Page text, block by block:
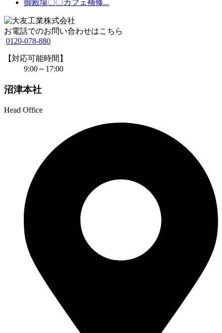
御殿場〇〇カフェ補修...
お電話でのお問い合わせはこちら
0120-078-880
【対応可能時間】
9:00～17:00
沼津本社
Head Office